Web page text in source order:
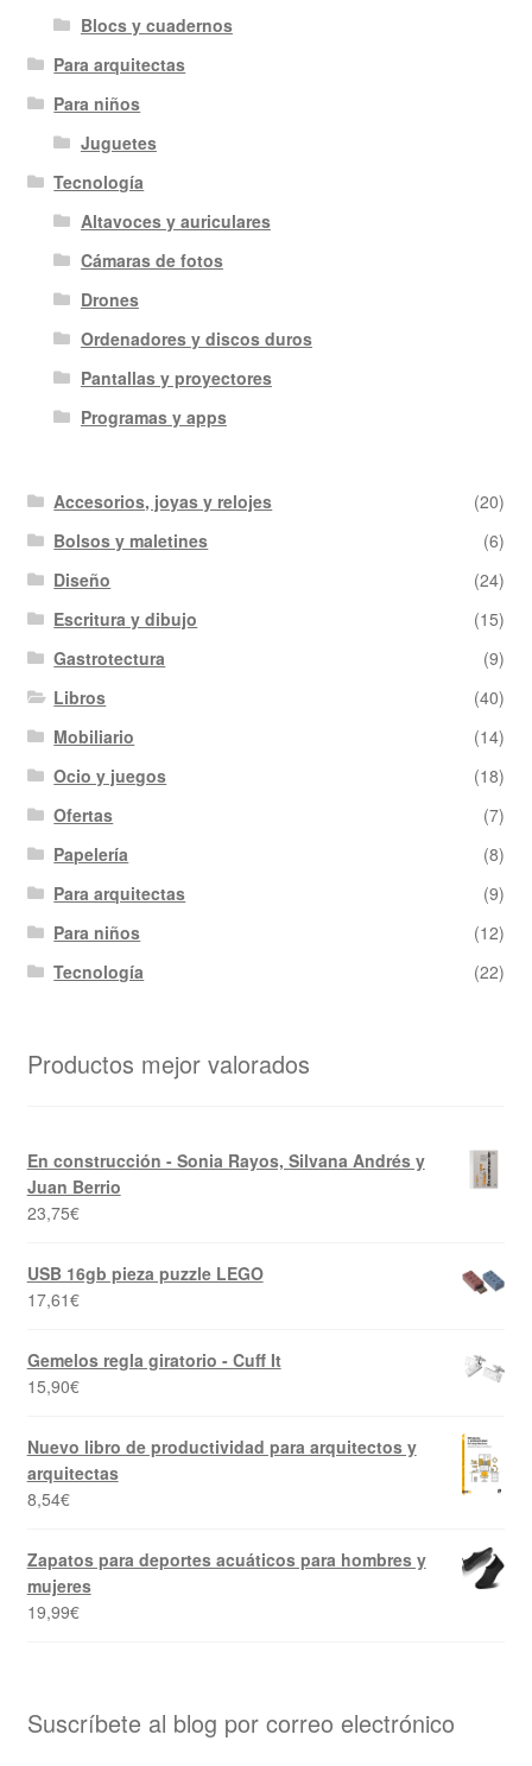
Blocs y cuadernos
Para arquitectas
Para niños
Juguetes
Tecnología
Altavoces y auriculares
Cámaras de fotos
Drones
Ordenadores y discos duros
Pantallas y proyectores
Programas y apps
Accesorios, joyas y relojes
(20)
Bolsos y maletines
(6)
Diseño
(24)
Escritura y dibujo
(15)
Gastrotectura
(9)
Libros
(40)
Mobiliario
(14)
Ocio y juegos
(18)
Ofertas
(7)
Papelería
(8)
Para arquitectas
(9)
Para niños
(12)
Tecnología
(22)
Productos mejor valorados
En construcción - Sonia Rayos, Silvana Andrés y
Juan Berrio
23,75€
USB 16gb pieza puzzle LEGO
17,61€
Gemelos regla giratorio - Cuff It
15,90€
Nuevo libro de productividad para arquitectos y
arquitectas
8,54€
Zapatos para deportes acuáticos para hombres y
mujeres
19,99€
Suscríbete al blog por correo electrónico